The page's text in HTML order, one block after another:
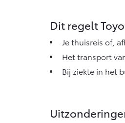
Dit regelt
Je thuisreis of,
Het transport
Bij ziekte in het